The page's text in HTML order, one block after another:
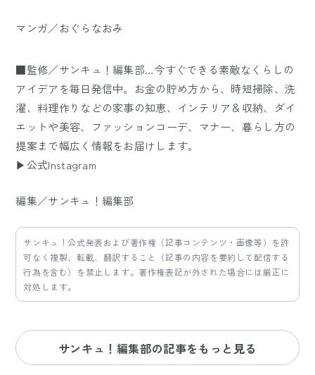
マンガ／おぐらなおみ
■監修／サンキュ！編集部…今すぐできる素敵なくらしの
アイデアを毎日発信中。お金の貯め方から、時短掃除、洗
濯、料理作りなどの家事の知恵、インテリア＆収納、ダイ
エットや美容、ファッションコーデ、マナー、暮らし方の
提案まで幅広く情報をお届けします。
▶公式Instagram
編集／サンキュ！編集部
サンキュ！公式発表および著作権（記事コンテンツ・画像等）を許
可なく複製、転載、翻訳すること（記事の内容を要約して配信する
行為を含む）を禁止します。著作権表記が外された場合には厳正に
対処します。
サンキュ！編集部の記事をもっと見る